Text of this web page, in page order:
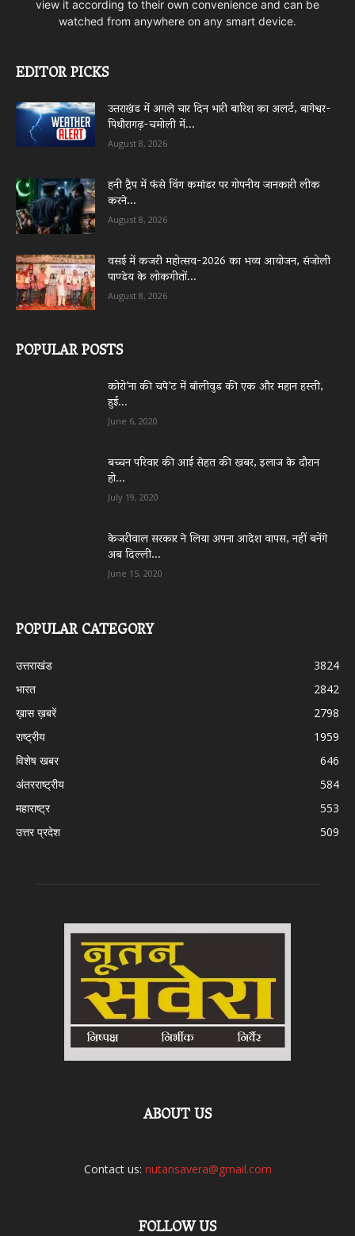
view it according to their own convenience and can be
watched from anywhere on any smart device.
EDITOR PICKS
उत्तराखंड में अगले चार दिन भारी बारिश का अलर्ट, बागेश्वर-
पिथौरागढ़-चमोली में...
August 8, 2026
हनी ट्रैप में फंसे विंग कमांडर पर गोपनीय जानकारी लीक
करने...
August 8, 2026
वसई में कजरी महोत्सव-2026 का भव्य आयोजन, संजोली
पाण्डेय के लोकगीतों...
August 8, 2026
POPULAR POSTS
कोरो’ना की चपे’ट में बॉलीवुड की एक और महान हस्ती,
हुई...
June 6, 2020
बच्चन परिवार की आई सेहत की खबर, इलाज के दौरान
हो...
July 19, 2020
केजरीवाल सरकार ने लिया अपना आदेश वापस, नहीं बनेंगे
अब दिल्ली...
June 15, 2020
POPULAR CATEGORY
उत्तराखंड
3824
भारत
2842
ख़ास ख़बरें
2798
राष्ट्रीय
1959
विशेष खबर
646
अंतरराष्ट्रीय
584
महाराष्ट्र
553
उत्तर प्रदेश
509
ABOUT US
Contact us: nutansavera@gmail.com
FOLLOW US